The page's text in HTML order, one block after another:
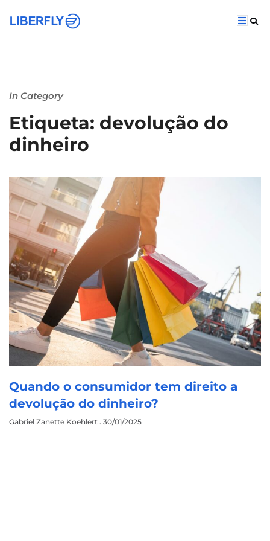
In Category
Etiqueta: devolução do
dinheiro
Quando o consumidor tem direito a
devolução do dinheiro?
Gabriel Zanette Koehlert 30/01/2025